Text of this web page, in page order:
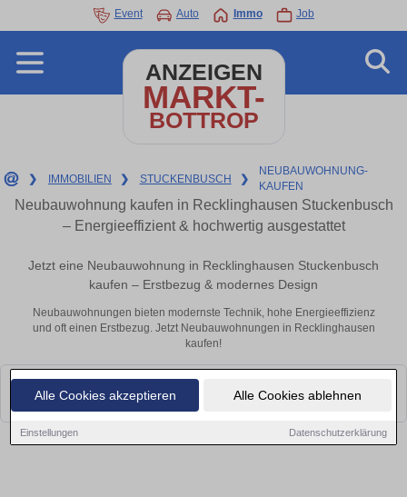
Alle Cookies akzeptieren Alle Cookies ablehnen
Einstellungen Datenschutzerklärung
Event Auto Immo Job
ANZEIGEN
MARKT-
BOTTROP
❯ IMMOBILIEN ❯ STUCKENBUSCH ❯
NEUBAUWOHNUNG-
KAUFEN
Neubauwohnung kaufen in Recklinghausen Stuckenbusch
– Energieeffizient & hochwertig ausgestattet
Jetzt eine Neubauwohnung in Recklinghausen Stuckenbusch
kaufen – Erstbezug & modernes Design
Neubauwohnungen bieten modernste Technik, hohe Energieeffizienz
und oft einen Erstbezug. Jetzt Neubauwohnungen in Recklinghausen
kaufen!
Leider konnten wir derzeit keine passenden Objekte finden. Schauen Sie
bald wieder vorbei!